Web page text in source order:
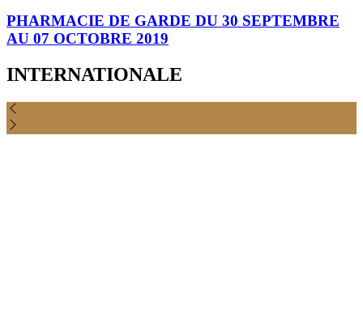
PHARMACIE DE GARDE DU 30 SEPTEMBRE
AU 07 OCTOBRE 2019
INTERNATIONALE